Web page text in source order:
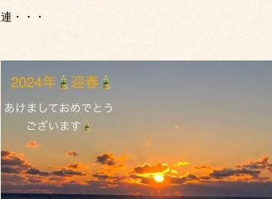
連・・・